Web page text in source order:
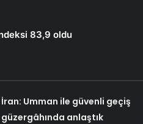
83,9 oldu
İran: Umman ile güvenli geçiş
güzergâhında anlaştık